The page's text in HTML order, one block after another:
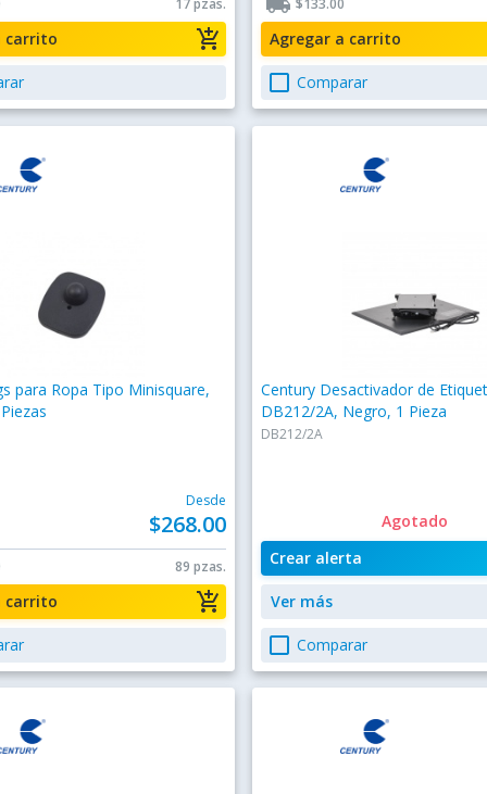
add_shopping_cart
carrito Agregar a carrito
check_box_outline_blank Comparar
para Ropa Tipo Minisquare,
Desde
$268.00
89 pzas.
add_shopping_cart
carrito
Century Desactivador de
DB212/2A, Negro, 1 Pieza
DB212/2A
Agotado
Crear alerta
Ver más
check_box_outline_blank Comparar